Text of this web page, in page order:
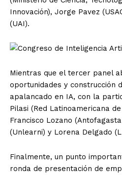
Innovación), Jorge Pavez
(UAI).
Mientras que el tercer panel
oportunidades y construcción
apalancado en IA, con la
Pilasi (Red Latinoamericana
Francisco Lozano
(Unlearni) y Lorena Delgado
Finalmente, un punto
ronda de presentación de